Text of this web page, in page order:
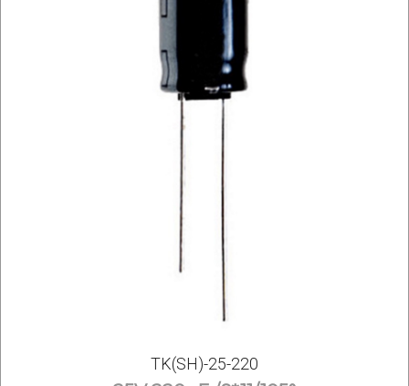
TK(SH)-25-220